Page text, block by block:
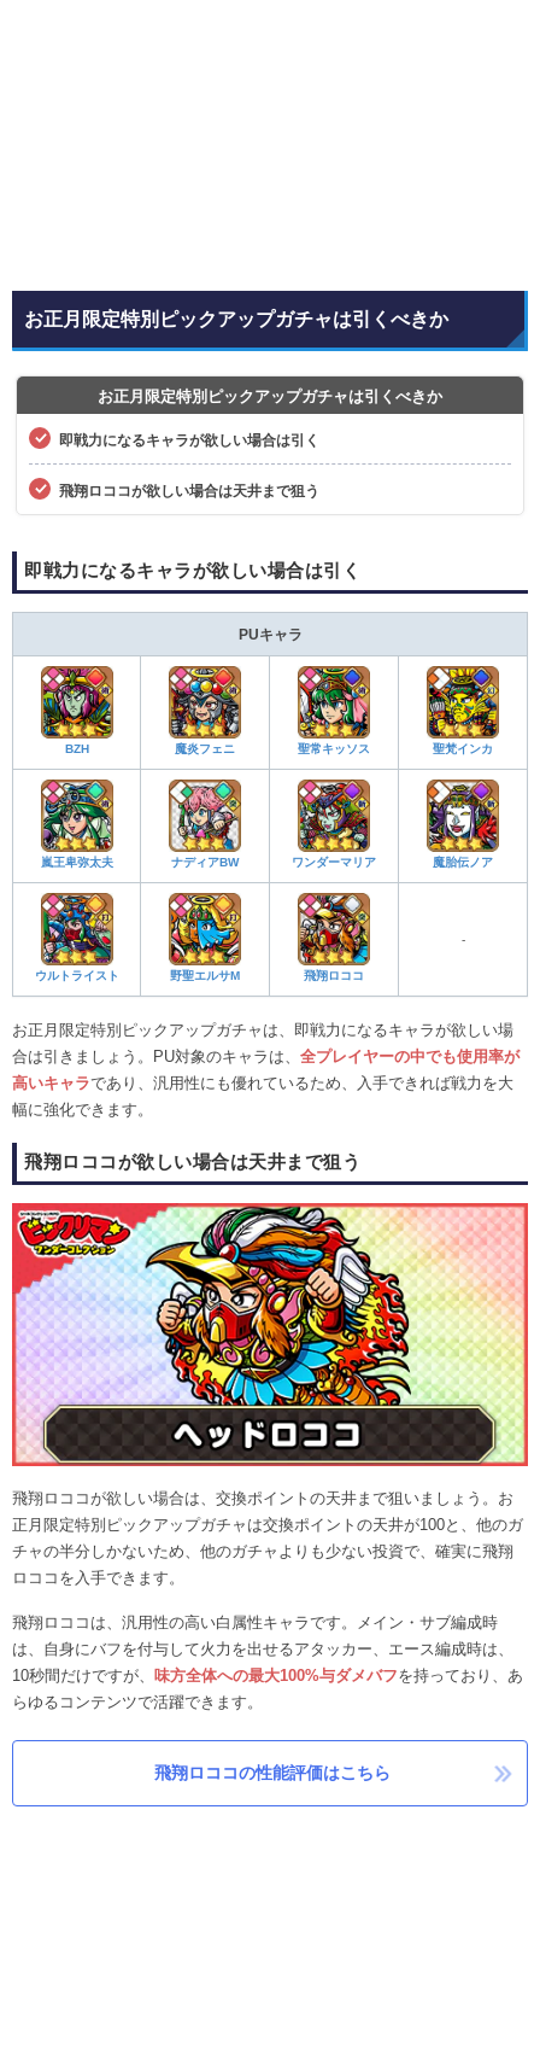
お正月限定特別ピックアップガチャは引くべきか
お正月限定特別ピックアップガチャは引くべきか
即戦力になるキャラが欲しい場合は引く
飛翔ロココが欲しい場合は天井まで狙う
即戦力になるキャラが欲しい場合は引く
PUキャラ
BZH 魔炎フェニ 聖常キッソス 聖梵インカ
嵐王卑弥太夫 ナディアBW ワンダーマリア 魔胎伝ノア
ウルトライスト 野聖エルサM 飛翔ロココ
-
お正月限定特別ピックアップガチャは、即戦力になるキャラが欲しい場
合は引きましょう。PU対象のキャラは、 全プレイヤーの中でも使用率が
高いキャラであり、汎用性にも優れているため、入手できれば戦力を大
幅に強化できます。
飛翔ロココが欲しい場合は天井まで狙う
飛翔ロココが欲しい場合は、交換ポイントの天井まで狙いましょう。お
正月限定特別ピックアップガチャは交換ポイントの天井が100と、他のガ
チャの半分しかないため、他のガチャよりも少ない投資で、確実に飛翔
ロココを入手できます。
飛翔ロココは、汎用性の高い白属性キャラです。メイン・サブ編成時
は、自身にバフを付与して火力を出せるアタッカー、エース編成時は、
10秒間だけですが、 味方全体への最大100%与ダメバフを持っており、あ
らゆるコンテンツで活躍できます。
飛翔ロココの性能評価はこちら